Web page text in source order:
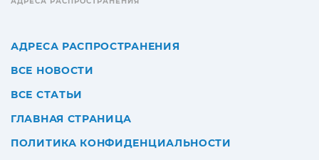
АДРЕСА РАСПРОСТРАНЕНИЯ
ВСЕ НОВОСТИ
ВСЕ СТАТЬИ
ГЛАВНАЯ СТРАНИЦА
ПОЛИТИКА КОНФИДЕНЦИАЛЬНОСТИ